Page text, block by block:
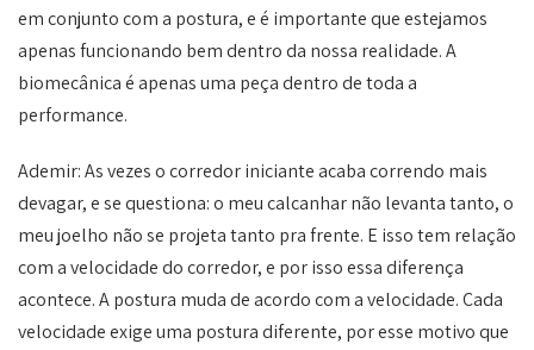
em conjunto com a postura, e é importante que estejamos
apenas funcionando bem dentro da nossa realidade. A
biomecânica é apenas uma peça dentro de toda a
performance.
Ademir: As vezes o corredor iniciante acaba correndo mais
devagar, e se questiona: o meu calcanhar não levanta tanto, o
meu joelho não se projeta tanto pra frente. E isso tem relação
com a velocidade do corredor, e por isso essa diferença
acontece. A postura muda de acordo com a velocidade. Cada
velocidade exige uma postura diferente, por esse motivo que